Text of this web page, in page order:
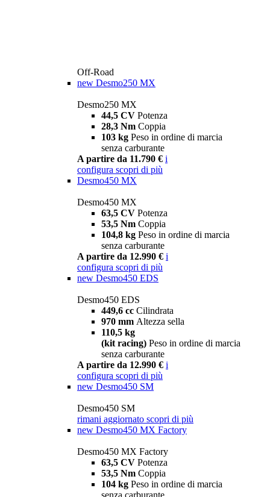
Off-Road
new Desmo250 MX
Desmo250 MX
44,5 CV Potenza
28,3 Nm Coppia
103 kg Peso in ordine di marcia
senza carburante
A partire da 11.790 € i
configura scopri di più
Desmo450 MX
Desmo450 MX
63,5 CV Potenza
53,5 Nm Coppia
104,8 kg Peso in ordine di marcia
senza carburante
A partire da 12.990 € i
configura scopri di più
new Desmo450 EDS
Desmo450 EDS
449,6 cc Cilindrata
970 mm Altezza sella
110,5 kg
(kit racing) Peso in ordine di marcia
senza carburante
A partire da 12.990 € i
configura scopri di più
new Desmo450 SM
Desmo450 SM
rimani aggiornato scopri di più
new Desmo450 MX Factory
Desmo450 MX Factory
63,5 CV Potenza
53,5 Nm Coppia
104 kg Peso in ordine di marcia
senza carburante